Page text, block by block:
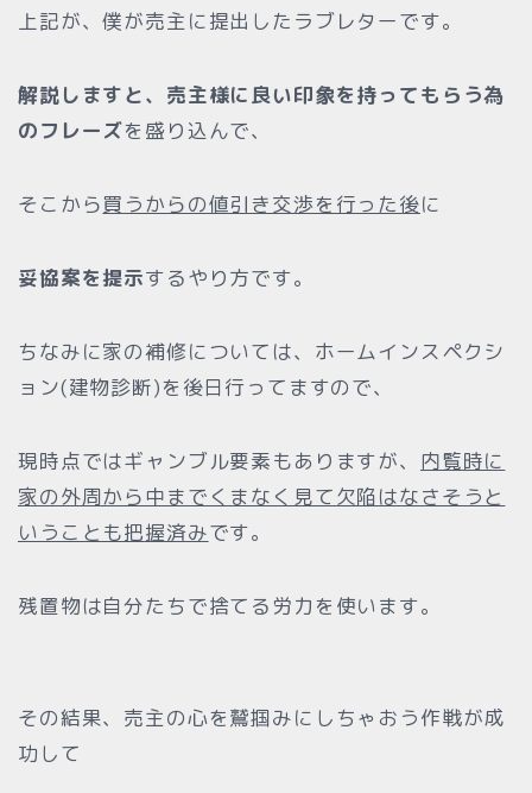
上記が、僕が売主に提出したラブレターです。
解説しますと、売主様に良い印象を持ってもらう為
のフレーズを盛り込んで、
そこから買うからの値引き交渉を行った後に
妥協案を提示するやり方です。
ちなみに家の補修については、ホームインスペクシ
ョン(建物診断)を後日行ってますので、
現時点ではギャンブル要素もありますが、 内覧時に
家の外周から中までくまなく見て欠陥はなさそうと
いうことも把握済みです。
残置物は自分たちで捨てる労力を使います。
その結果、売主の心を鷲掴みにしちゃおう作戦が成
功して